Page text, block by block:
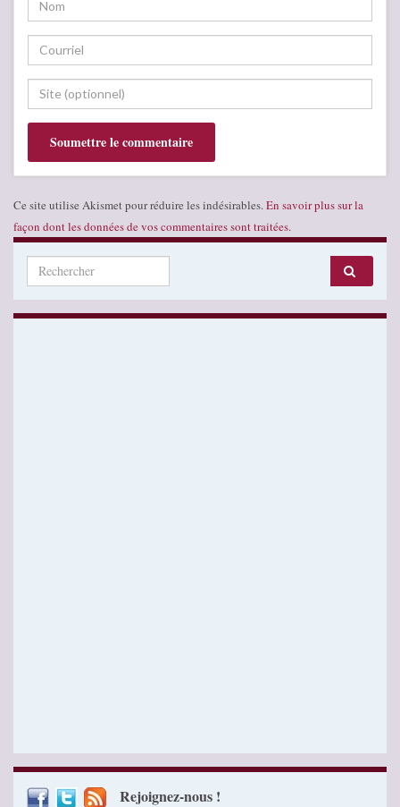
Ce site utilise Akismet pour réduire les indésirables. En savoir plus sur la
façon dont les données de vos commentaires sont traitées.
Search for:
Rejoignez-nous !